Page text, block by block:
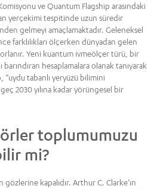
ve Quantum Flagship arasındaki
yerçekimi tespitinde uzun süredir
gelmeyi amaçlamaktadır. Geleneksel
farklılıkları ölçerken dünyadan gelen
Yeni kuantum ivmeölçer türü, bir
barındıran hesaplamalara olanak tanıyarak
tabanlı yeryüzü bilimini
2030 yılına kadar yörüngesel bir
toplumumuzu
mi?
gözlerine kapalıdır. Arthur C. Clarke’ın